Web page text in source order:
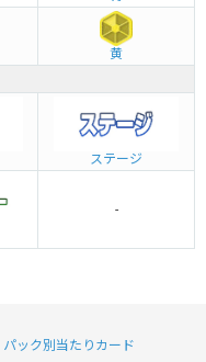
黄
ステージ
-
パック別当たりカード